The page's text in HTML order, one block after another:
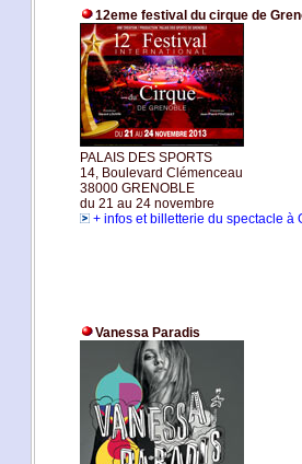
12eme festival du cirque de
PALAIS DES SPORTS
14, Boulevard Clémenceau
38000 GRENOBLE
du 21 au 24 novembre
+ infos et billetterie du spectacle à
Vanessa Paradis